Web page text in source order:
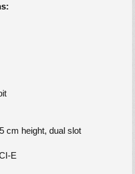
cm height, dual slot
E